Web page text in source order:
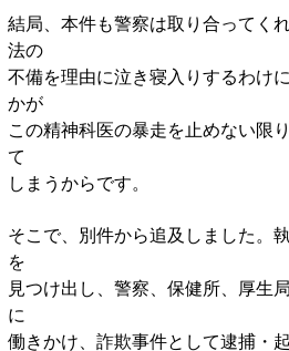
結局、本件も警察は取り合ってく
法の
不備を理由に泣き寝入りするわけ
かが
この精神科医の暴走を止めない限
て
しまうからです。
そこで、別件から追及しました。
を
見つけ出し、警察、保健所、厚生
に
働きかけ、詐欺事件として逮捕・